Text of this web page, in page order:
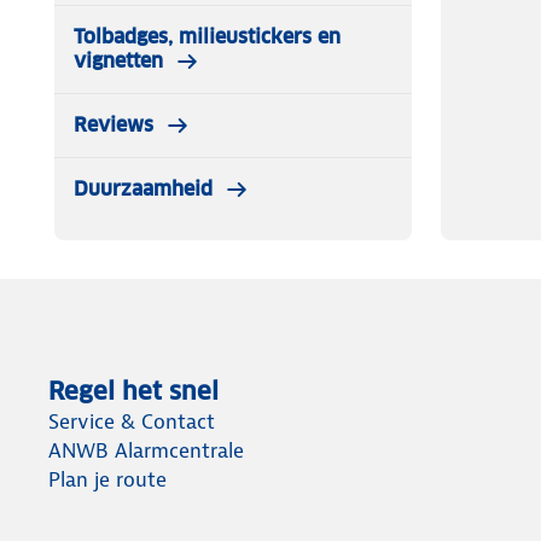
Tolbadges, milieustickers en
vignetten
Reviews
Duurzaamheid
Regel het snel
Service & Contact
ANWB Alarmcentrale
Plan je route